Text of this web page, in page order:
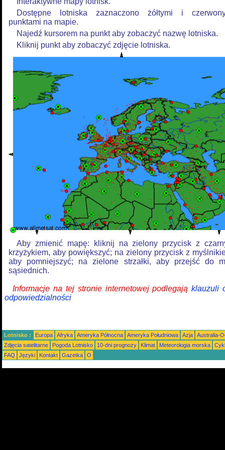
Dostępne lotniska zaznaczono żółtymi i
punktami na mapie.
Najedź kursorem na punkt aby zobaczyć nazwę lotniska.
Kliknij punkt aby zobaczyć zdjęcie lotniska.
Aby zmienić mapę: kliknij na zielony przycisk z
krzyżykiem, aby powiększyć; na zielony przycisk z
aby pomniejszyć; na zielone strzałki, aby przejść do
sąsiednich.
Informacje na tej stronie internetowej podlegająklauzuli
odpowiedzialności
Lotnisko : Europa Afryka Ameryka Północna Ameryka Południowa Azja
Australia-
Zdjęcia satelitarne
Pogoda Lotnisko 10-dni prognozy Klimat Meteorologia morska
FAQ
Języki Kontakt Gazetka O